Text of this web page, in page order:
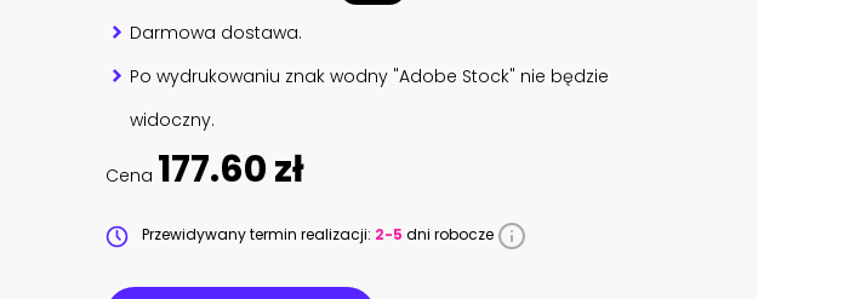
Darmowa dostawa.
Po wydrukowaniu znak wodny "Adobe Stock" nie będzie
widoczny.
Cena 177.60 zł
Przewidywany termin realizacji: 2-5 dni robocze